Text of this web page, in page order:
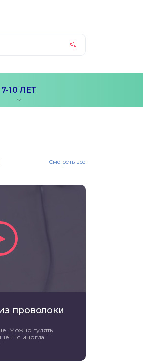
7-10 ЛЕТ
Смотреть все
проволоки
Можно гулять
Но иногда